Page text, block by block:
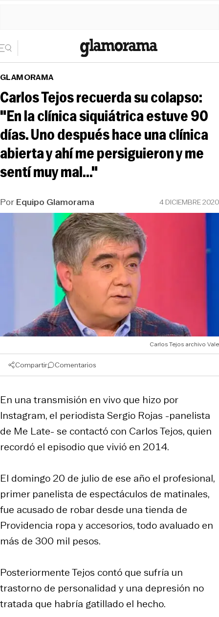
GLAMORAMA
Carlos Tejos recuerda su colapso:
"En la clínica siquiátrica estuve 90
días. Uno después hace una clínica
abierta y ahí me persiguieron y me
sentí muy mal..."
PorEquipo Glamorama 4 DICIEMBRE 2020
Carlos Tejos archivo Vale
Compartir Comentarios
En una transmisión en vivo que hizo por
Instagram, el periodista Sergio Rojas -panelista
de Me Late- se contactó con Carlos Tejos, quien
recordó el episodio que vivió en 2014.
El domingo 20 de julio de ese año el profesional,
primer panelista de espectáculos de matinales,
fue acusado de robar desde una tienda de
Providencia ropa y accesorios, todo avaluado en
más de 300 mil pesos.
Posteriormente Tejos contó que sufría un
trastorno de personalidad y una depresión no
tratada que habría gatillado el hecho.